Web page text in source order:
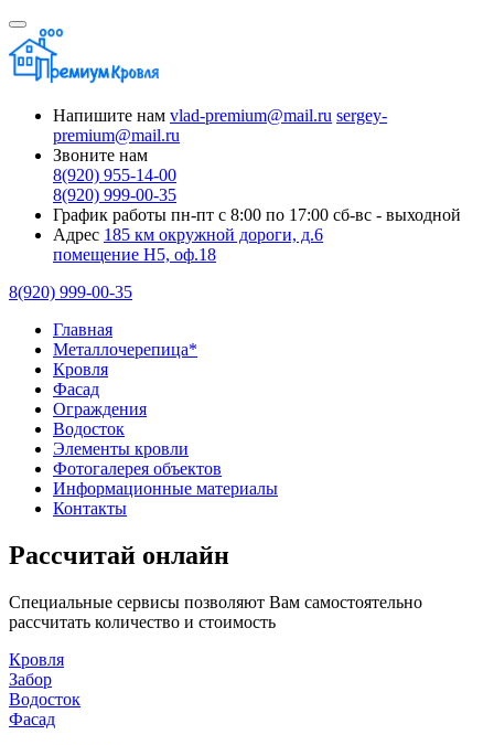
Напишите нам vlad-premium@mail.ru sergey-
premium@mail.ru
Звоните нам
8(920) 955-14-00
8(920) 999-00-35
График работы пн-пт с 8:00 по 17:00 сб-вс - выходной
Адрес 185 км окружной дороги, д.6
помещение Н5, оф.18
8(920) 999-00-35
Главная
Металлочерепица*
Кровля
Фасад
Ограждения
Водосток
Элементы кровли
Фотогалерея объектов
Информационные материалы
Контакты
Рассчитай онлайн
Специальные сервисы позволяют Вам самостоятельно
рассчитать количество и стоимость
Кровля
Забор
Водосток
Фасад